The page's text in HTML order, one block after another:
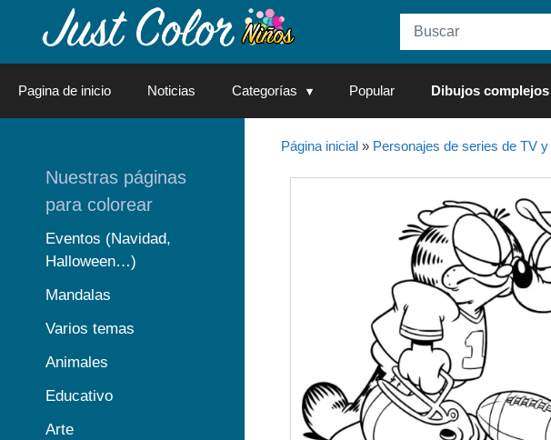
Pagina de inicio Noticias Categorías Popular Dibujos
Página inicial» Personajes de series de TV
Nuestras páginas
para colorear
Eventos (Navidad,
Halloween…)
Mandalas
Varios temas
Animales
Educativo
Arte